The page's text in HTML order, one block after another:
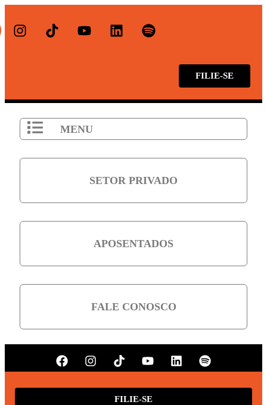
FILIE-SE
MENU
SETOR PRIVADO
APOSENTADOS
FALE CONOSCO
FILIE-SE